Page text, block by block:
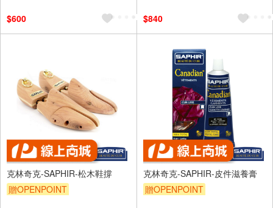
$600
$840
克林奇克-SAPHIR-松木鞋撐
贈OPENPOINT
克林奇克-SAPHIR-皮件滋養膏
贈OPENPOINT